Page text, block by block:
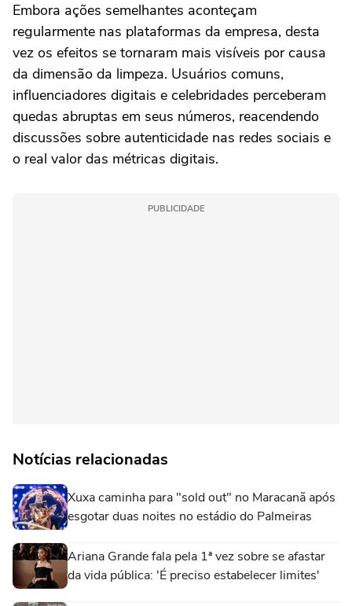
Embora ações semelhantes aconteçam
regularmente nas plataformas da empresa, desta
vez os efeitos se tornaram mais visíveis por causa
da dimensão da limpeza. Usuários comuns,
influenciadores digitais e celebridades perceberam
quedas abruptas em seus números, reacendendo
discussões sobre autenticidade nas redes sociais e
o real valor das métricas digitais.
PUBLICIDADE
Notícias relacionadas
Xuxa caminha para "sold out" no Maracanã após
esgotar duas noites no estádio do Palmeiras
Ariana Grande fala pela 1ª vez sobre se afastar
da vida pública: 'É preciso estabelecer limites'